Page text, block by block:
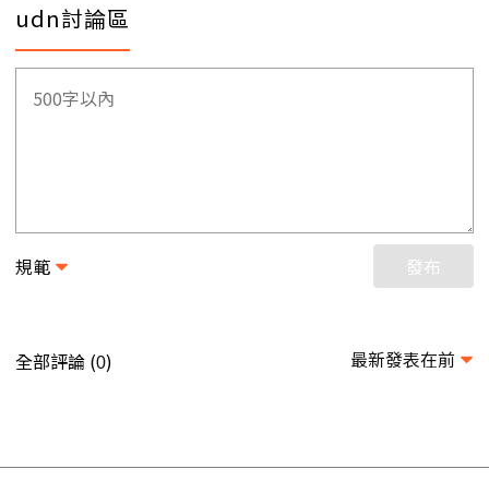
udn討論區
規範 發布
全部評論 (0) 最新發表在前